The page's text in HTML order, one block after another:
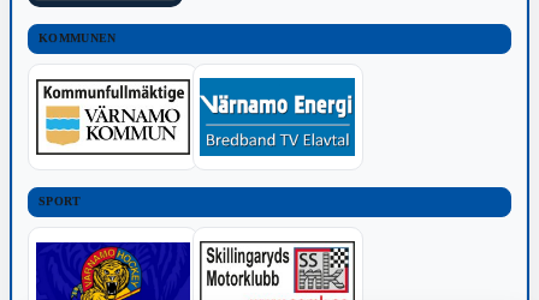
KOMMUNEN
SPORT